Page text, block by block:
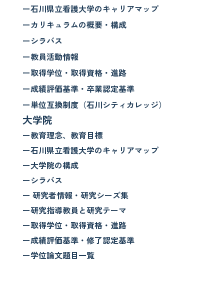
ー石川県立看護大学のキャリアマップ
ーカリキュラムの概要・構成
ーシラバス
ー教員活動情報
ー取得学位・取得資格・進路
ー成績評価基準・卒業認定基準
ー単位互換制度（石川シティカレッジ）
大学院
ー教育理念、教育目標
ー石川県立看護大学のキャリアマップ
ー大学院の構成
ーシラバス
ー 研究者情報・研究シーズ集
ー研究指導教員と研究テーマ
ー取得学位・取得資格・進路
ー成績評価基準・修了認定基準
ー学位論文題目一覧